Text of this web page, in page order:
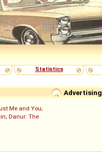
Statistics
Advertising
Me and You;
; Danur: The